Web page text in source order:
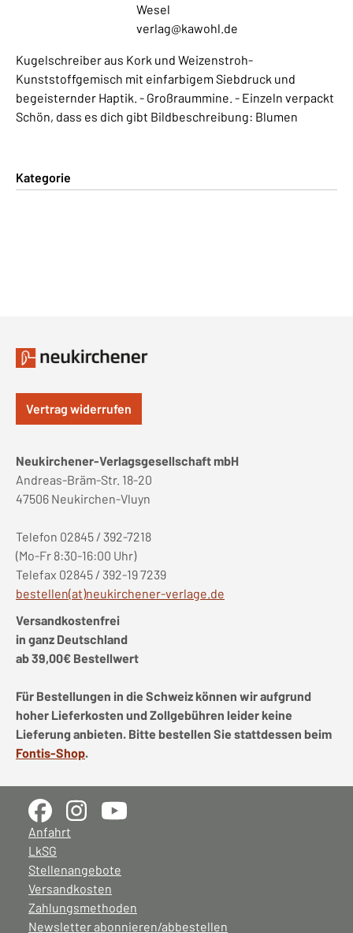
Wesel
verlag@kawohl.de
Kugelschreiber aus Kork und Weizenstroh-
Kunststoffgemisch mit einfarbigem Siebdruck und
begeisternder Haptik. - Großraummine. - Einzeln verpackt
Schön, dass es dich gibt Bildbeschreibung: Blumen
Kategorie
Vertrag widerrufen
Neukirchener-Verlagsgesellschaft mbH
Andreas-Bräm-Str. 18-20
47506 Neukirchen-Vluyn
Telefon 02845 / 392-7218
(Mo-Fr 8:30-16:00 Uhr)
Telefax 02845 / 392-19 7239
bestellen(at)neukirchener-verlage.de
Versandkostenfrei
in ganz Deutschland
ab 39,00€ Bestellwert
Für Bestellungen in die Schweiz können wir aufgrund
hoher Lieferkosten und Zollgebühren leider keine
Lieferung anbieten. Bitte bestellen Sie stattdessen beim
Fontis-Shop.
Anfahrt
LkSG
Stellenangebote
Versandkosten
Zahlungsmethoden
Newsletter abonnieren/abbestellen